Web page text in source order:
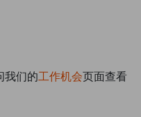
我们的工作机会页面查看